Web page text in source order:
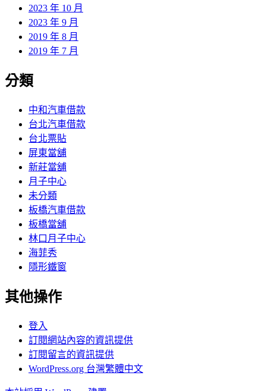
2023 年 10 月
2023 年 9 月
2019 年 8 月
2019 年 7 月
分類
中和汽車借款
台北汽車借款
台北票貼
屏東當舖
新莊當舖
月子中心
未分類
板橋汽車借款
板橋當舖
林口月子中心
海菲秀
隱形鐵窗
其他操作
登入
訂閱網站內容的資訊提供
訂閱留言的資訊提供
WordPress.org 台灣繁體中文